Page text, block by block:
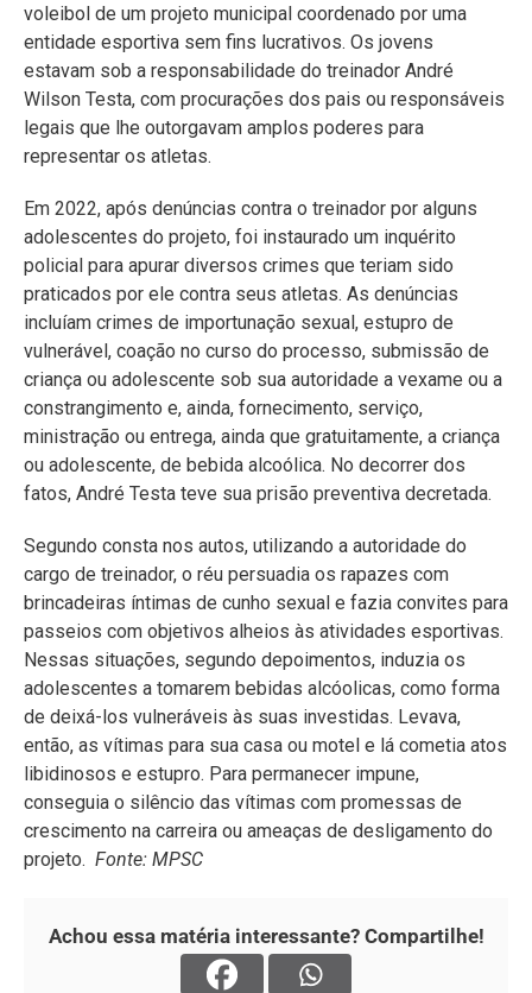
voleibol de um projeto municipal coordenado por uma
entidade esportiva sem fins lucrativos. Os jovens
estavam sob a responsabilidade do treinador André
Wilson Testa, com procurações dos pais ou responsáveis
legais que lhe outorgavam amplos poderes para
representar os atletas.
Em 2022, após denúncias contra o treinador por alguns
adolescentes do projeto, foi instaurado um inquérito
policial para apurar diversos crimes que teriam sido
praticados por ele contra seus atletas. As denúncias
incluíam crimes de importunação sexual, estupro de
vulnerável, coação no curso do processo, submissão de
criança ou adolescente sob sua autoridade a vexame ou a
constrangimento e, ainda, fornecimento, serviço,
ministração ou entrega, ainda que gratuitamente, a criança
ou adolescente, de bebida alcoólica. No decorrer dos
fatos, André Testa teve sua prisão preventiva decretada.
Segundo consta nos autos, utilizando a autoridade do
cargo de treinador, o réu persuadia os rapazes com
brincadeiras íntimas de cunho sexual e fazia convites para
passeios com objetivos alheios às atividades esportivas.
Nessas situações, segundo depoimentos, induzia os
adolescentes a tomarem bebidas alcóolicas, como forma
de deixá-los vulneráveis às suas investidas. Levava,
então, as vítimas para sua casa ou motel e lá cometia atos
libidinosos e estupro. Para permanecer impune,
conseguia o silêncio das vítimas com promessas de
crescimento na carreira ou ameaças de desligamento do
projeto. Fonte: MPSC
Achou essa matéria interessante? Compartilhe!